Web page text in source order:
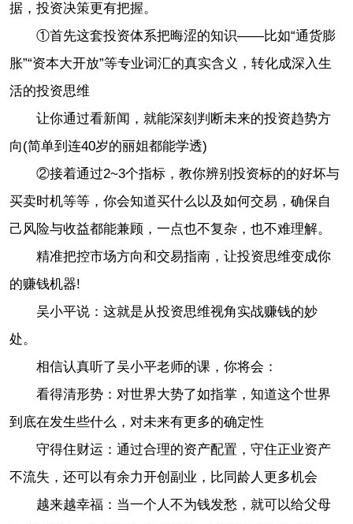
据，投资决策更有把握。
①首先这套投资体系把晦涩的知识——比如“通货膨
胀”“资本大开放”等专业词汇的真实含义，转化成深入生
活的投资思维
让你通过看新闻，就能深刻判断未来的投资趋势方
向(简单到连40岁的丽姐都能学透)
②接着通过2~3个指标，教你辨别投资标的的好坏与
买卖时机等等，你会知道买什么以及如何交易，确保自
己风险与收益都能兼顾，一点也不复杂，也不难理解。
精准把控市场方向和交易指南，让投资思维变成你
的赚钱机器!
吴小平说：这就是从投资思维视角实战赚钱的妙
处。
相信认真听了吴小平老师的课，你将会：
看得清形势：对世界大势了如指掌，知道这个世界
到底在发生些什么，对未来有更多的确定性
守得住财运：通过合理的资产配置，守住正业资产
不流失，还可以有余力开创副业，比同龄人更多机会
越来越幸福：当一个人不为钱发愁，就可以给父母